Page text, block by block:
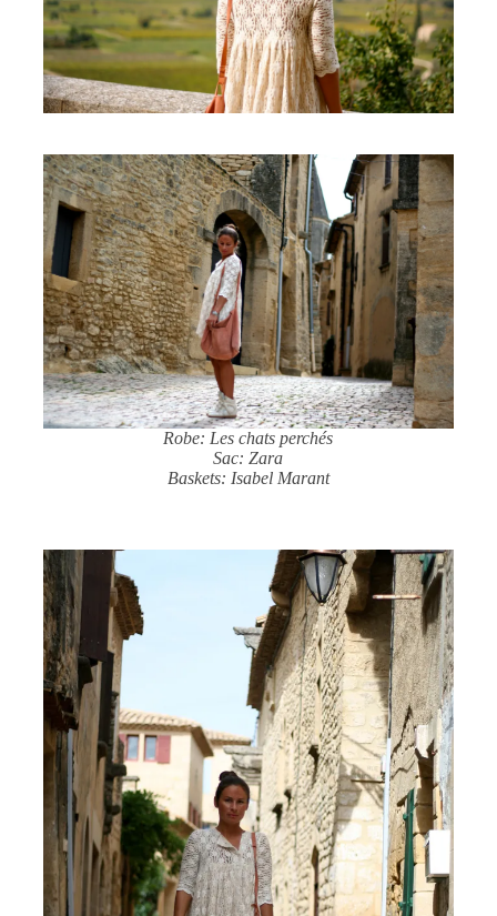
Robe: Les chats perchés
Sac: Zara
Baskets: Isabel Marant